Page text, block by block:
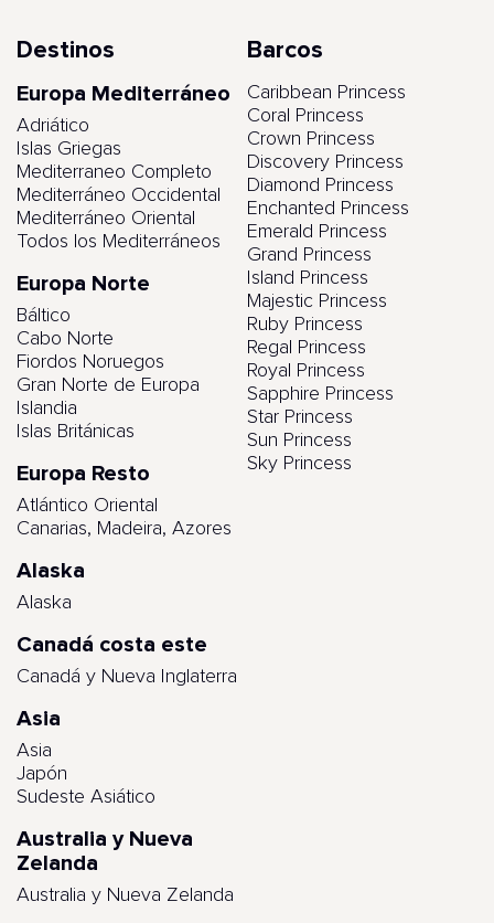
Destinos
Europa Mediterráneo
Adriático
Islas Griegas
Mediterraneo Completo
Mediterráneo Occidental
Mediterráneo Oriental
Todos los Mediterráneos
Europa Norte
Báltico
Cabo Norte
Fiordos Noruegos
Gran Norte de Europa
Islandia
Islas Británicas
Europa Resto
Atlántico Oriental
Canarias, Madeira, Azores
Alaska
Alaska
Canadá costa este
Canadá y Nueva Inglaterra
Asia
Asia
Japón
Sudeste Asiático
Australia y Nueva
Zelanda
Australia y Nueva Zelanda
Barcos
Caribbean Princess
Coral Princess
Crown Princess
Discovery Princess
Diamond Princess
Enchanted Princess
Emerald Princess
Grand Princess
Island Princess
Majestic Princess
Ruby Princess
Regal Princess
Royal Princess
Sapphire Princess
Star Princess
Sun Princess
Sky Princess